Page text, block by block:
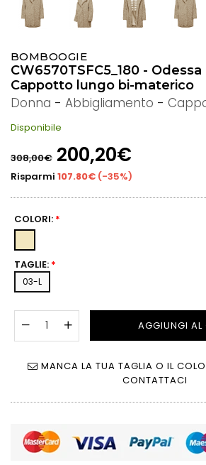
BOMBOOGIE
CW6570TSFC5_180 -
Cappotto lungo bi-materico
Donna - Abbigliamento -
Disponibile
di
listino
308,00€ 200,20€
Risparmi 107.80€ (-35%)
COLORI: *
TAGLIE: *
03-L
AGGIUNGI AL
MANCA LA TUA TAGLIA O IL
CONTATTACI